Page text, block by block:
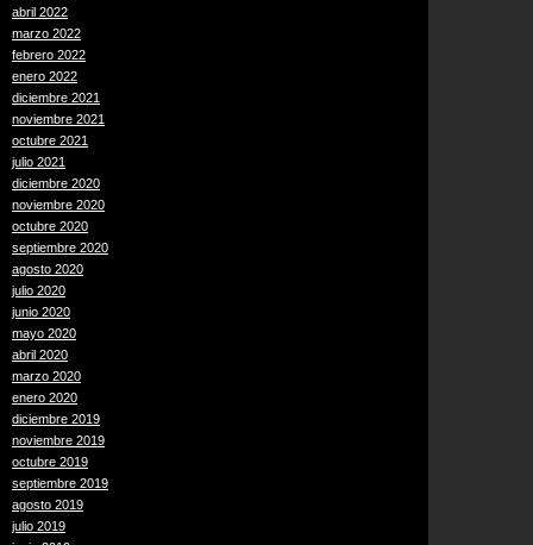
abril 2022
marzo 2022
febrero 2022
enero 2022
diciembre 2021
noviembre 2021
octubre 2021
julio 2021
diciembre 2020
noviembre 2020
octubre 2020
septiembre 2020
agosto 2020
julio 2020
junio 2020
mayo 2020
abril 2020
marzo 2020
enero 2020
diciembre 2019
noviembre 2019
octubre 2019
septiembre 2019
agosto 2019
julio 2019